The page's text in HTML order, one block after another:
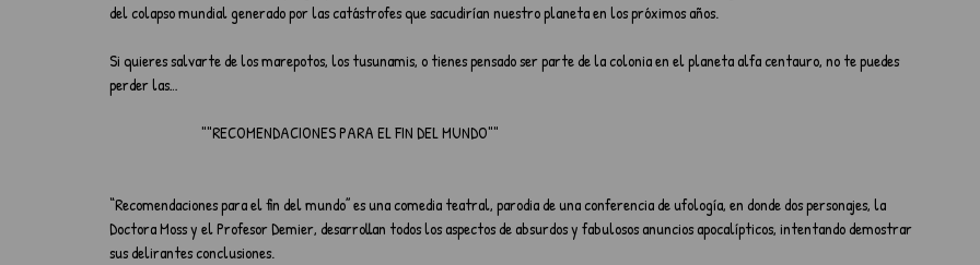
del colapso mundial generado por las catástrofes que sacudirían nuestro planeta en los próximos años.
Si quieres salvarte de los marepotos, los tusunamis, o tienes pensado ser parte de la colonia en el planeta alfa centauro, no te puedes
perder las…
                            ""RECOMENDACIONES PARA EL FIN DEL MUNDO""
“Recomendaciones para el fin del mundo” es una comedia teatral, parodia de una conferencia de ufología, en donde dos personajes, la
Doctora Moss y el Profesor Demier, desarrollan todos los aspectos de absurdos y fabulosos anuncios apocalípticos, intentando demostrar
sus delirantes conclusiones.